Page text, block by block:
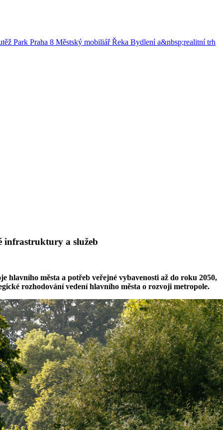
Park Praha 8 Městský mobiliářŘeka Bydlení a&nbsp;realitní trh
infrastruktury a služeb
města a potřeb veřejné vybavenosti až do roku 2050,
rozhodování vedení hlavního města o rozvoji metropole.